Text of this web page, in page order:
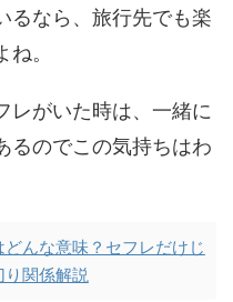
るなら、旅行先でも楽
。
レがいた時は、一緒に
るのでこの気持ちはわ
んな意味？セフレだけじ
り関係解説